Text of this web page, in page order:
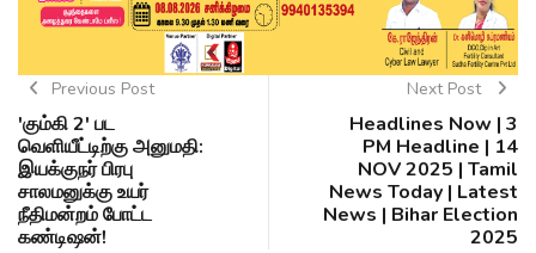
Previous Post
'கும்கி 2' பட
வெளியீட்டிற்கு அனுமதி:
இயக்குநர் பிரபு
சாலமனுக்கு உயர்
நீதிமன்றம் போட்ட
கண்டிஷன்!
Next Post
Headlines Now | 3
PM Headline | 14
NOV 2025 | Tamil
News Today | Latest
News | Bihar Election
2025